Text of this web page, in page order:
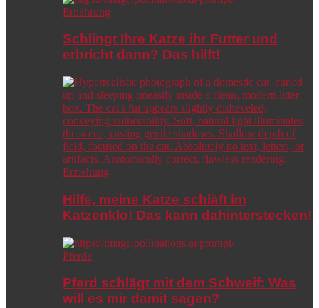
Ernährung
Schlingt Ihre Katze ihr Futter und
erbricht dann? Das hilft!
Erziehung
Hilfe, meine Katze schläft im
Katzenklo! Das kann dahinterstecken!
Pferde
Pferd schlägt mit dem Schweif: Was
will es mir damit sagen?